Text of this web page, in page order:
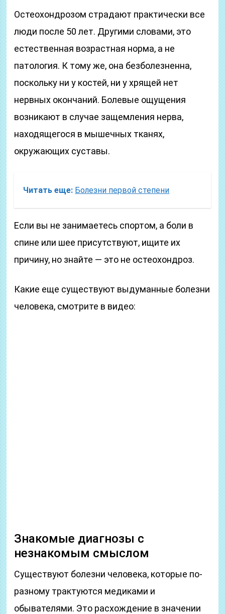
Остеохондрозом страдают практически все
люди после 50 лет. Другими словами, это
естественная возрастная норма, а не
патология. К тому же, она безболезненна,
поскольку ни у костей, ни у хрящей нет
нервных окончаний. Болевые ощущения
возникают в случае защемления нерва,
находящегося в мышечных тканях,
окружающих суставы.
Читать еще: Болезни первой степени
Если вы не занимаетесь спортом, а боли в
спине или шее присутствуют, ищите их
причину, но знайте — это не остеохондроз.
Какие еще существуют выдуманные болезни
человека, смотрите в видео:
Знакомые диагнозы с
незнакомым смыслом
Существуют болезни человека, которые по-
разному трактуются медиками и
обывателями. Это расхождение в значении